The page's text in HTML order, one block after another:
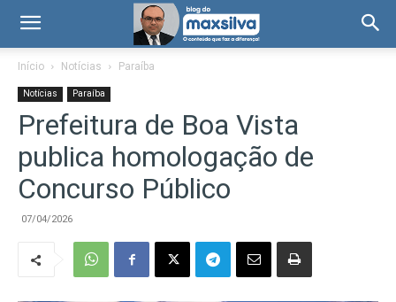
Início Notícias Paraíba
Notícias Paraíba
Prefeitura de Boa Vista
publica homologação de
Concurso Público
07/04/2026